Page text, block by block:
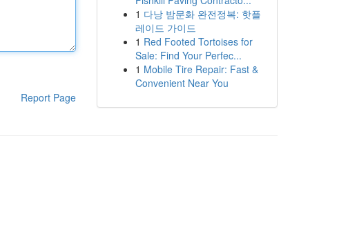
Report Page
1 다낭 밤문화 완전정복: 핫플
레이드 가이드
1 Red Footed Tortoises for
Sale: Find Your Perfec...
1 Mobile Tire Repair: Fast &
Convenient Near You